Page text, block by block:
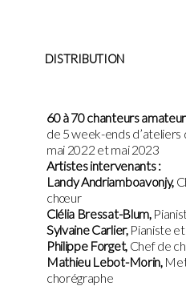
DISTRIBUTION
60 à 70 chanteurs
de 5 week-ends
mai 2022 et mai 2023
Artistes intervenants :
Landy Andriamboavonjy,
chœur
Clélia Bressat-Blum,
Sylvaine Carlier, Pianiste
Philippe Forget, Chef de
Mathieu Lebot-Morin,
chorégraphe